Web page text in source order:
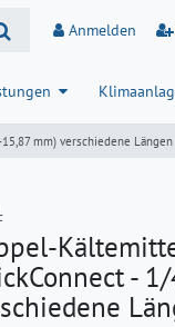
Anmelden
mm) verschiedene Längen
-